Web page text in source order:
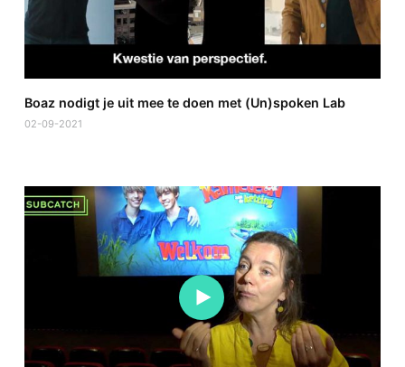
Boaz nodigt je uit mee te doen met (Un)spoken Lab
02-09-2021